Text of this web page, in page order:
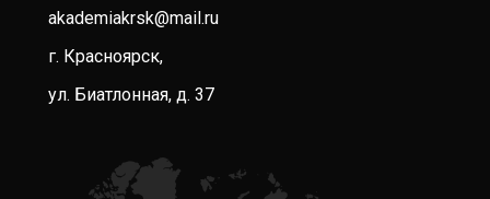
akademiakrsk@mail.ru
г. Красноярск,
ул. Биатлонная, д. 37